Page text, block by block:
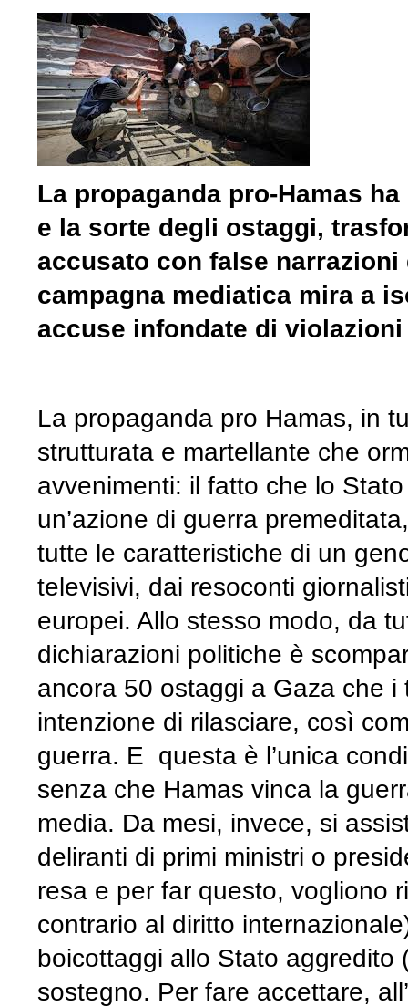
La propaganda pro-Hamas
e la sorte degli ostaggi,
accusato con false
campagna mediatica mira a
accuse infondate di
La propaganda pro Hamas, in
strutturata e martellante che
avvenimenti: il fatto che lo
un’azione di guerra
tutte le caratteristiche di un
televisivi, dai resoconti
europei. Allo stesso modo, da
dichiarazioni politiche è
ancora 50 ostaggi a Gaza che
intenzione di rilasciare, così
guerra. E questa è l’unica
senza che Hamas vinca la
media. Da mesi, invece, si
deliranti di primi ministri o
resa e per far questo, vogliono
contrario al diritto
boicottaggi allo Stato aggredito
sostegno. Per fare accettare,